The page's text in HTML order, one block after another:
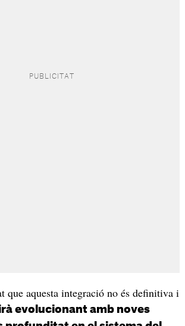
que aquesta integració no és definitiva i
evolucionant amb noves